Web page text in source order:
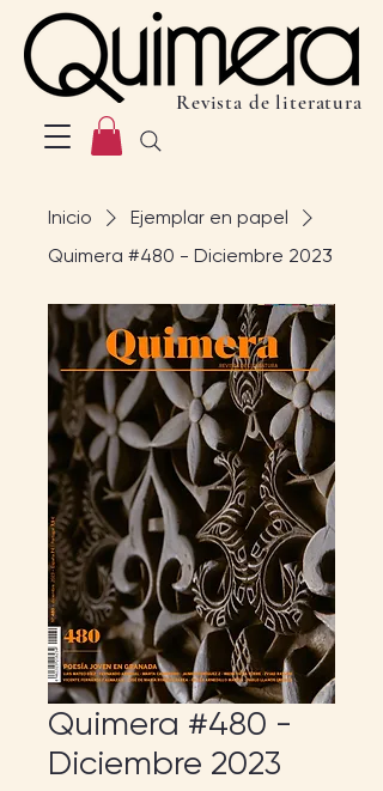
Revista de literatura
Inicio
Ejemplar en papel
Quimera #480 - Diciembre 2023
Quimera #480 -
Diciembre 2023